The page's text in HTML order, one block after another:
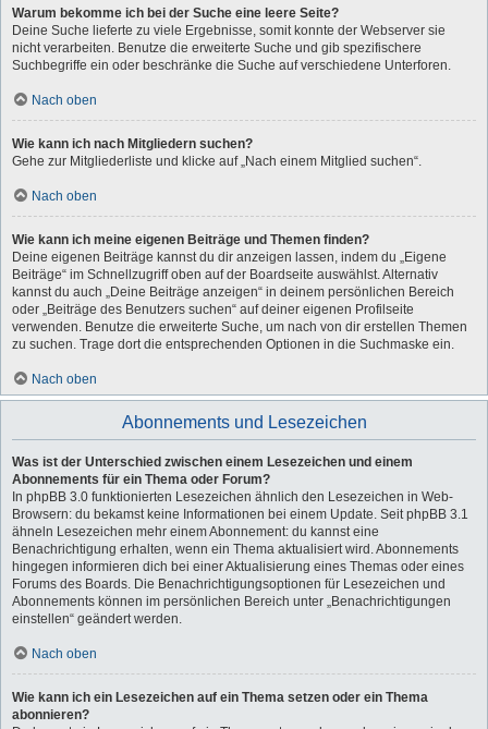
Warum bekomme ich bei der Suche eine leere Seite?
Deine Suche lieferte zu viele Ergebnisse, somit konnte der Webserver sie
nicht verarbeiten. Benutze die erweiterte Suche und gib spezifischere
Suchbegriffe ein oder beschränke die Suche auf verschiedene Unterforen.
Nach oben
Wie kann ich nach Mitgliedern suchen?
Gehe zur Mitgliederliste und klicke auf „Nach einem Mitglied suchen“.
Nach oben
Wie kann ich meine eigenen Beiträge und Themen finden?
Deine eigenen Beiträge kannst du dir anzeigen lassen, indem du „Eigene
Beiträge“ im Schnellzugriff oben auf der Boardseite auswählst. Alternativ
kannst du auch „Deine Beiträge anzeigen“ in deinem persönlichen Bereich
oder „Beiträge des Benutzers suchen“ auf deiner eigenen Profilseite
verwenden. Benutze die erweiterte Suche, um nach von dir erstellen Themen
zu suchen. Trage dort die entsprechenden Optionen in die Suchmaske ein.
Nach oben
Abonnements und Lesezeichen
Was ist der Unterschied zwischen einem Lesezeichen und einem
Abonnements für ein Thema oder Forum?
In phpBB 3.0 funktionierten Lesezeichen ähnlich den Lesezeichen in Web-
Browsern: du bekamst keine Informationen bei einem Update. Seit phpBB 3.1
ähneln Lesezeichen mehr einem Abonnement: du kannst eine
Benachrichtigung erhalten, wenn ein Thema aktualisiert wird. Abonnements
hingegen informieren dich bei einer Aktualisierung eines Themas oder eines
Forums des Boards. Die Benachrichtigungsoptionen für Lesezeichen und
Abonnements können im persönlichen Bereich unter „Benachrichtigungen
einstellen“ geändert werden.
Nach oben
Wie kann ich ein Lesezeichen auf ein Thema setzen oder ein Thema
abonnieren?